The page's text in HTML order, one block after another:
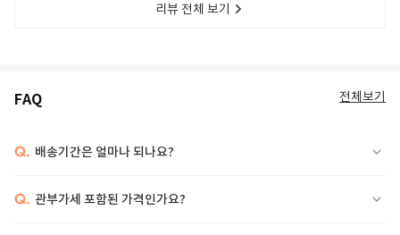
리뷰 전체 보기
FAQ 전체보기
Q. 배송기간은 얼마나 되나요?
Q. 관부가세 포함된 가격인가요?